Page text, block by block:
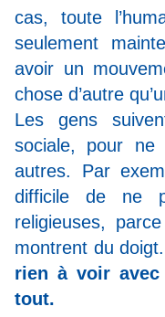
cas, toute
seulement
avoir un
chose d’autre
Les gens
sociale, pour
autres. Par
difficile de ne
religieuses,
montrent du doigt.
rien à voir
tout.